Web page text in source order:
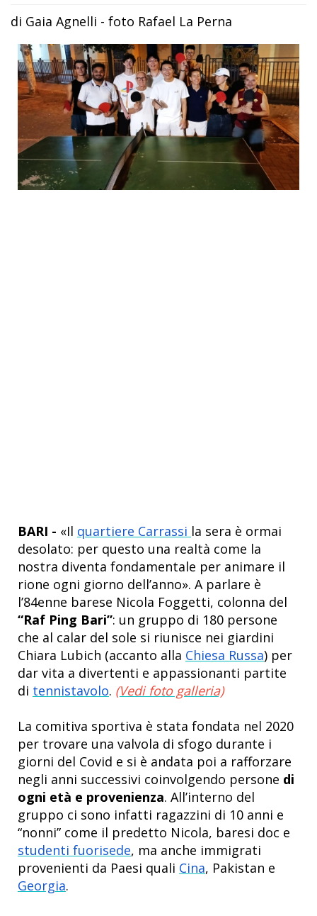
di Gaia Agnelli - foto Rafael La Perna
BARI - «Il quartiere Carrassi la sera è ormai
desolato: per questo una realtà come la
nostra diventa fondamentale per animare il
rione ogni giorno dell’anno». A parlare è
l’84enne barese Nicola Foggetti, colonna del
“Raf Ping Bari”: un gruppo di 180 persone
che al calar del sole si riunisce nei giardini
Chiara Lubich (accanto alla Chiesa Russa) per
dar vita a divertenti e appassionanti partite
di tennistavolo. (Vedi foto galleria)
La comitiva sportiva è stata fondata nel 2020
per trovare una valvola di sfogo durante i
giorni del Covid e si è andata poi a rafforzare
negli anni successivi coinvolgendo persone di
ogni età e provenienza. All’interno del
gruppo ci sono infatti ragazzini di 10 anni e
“nonni” come il predetto Nicola, baresi doc e
studenti fuorisede, ma anche immigrati
provenienti da Paesi quali Cina, Pakistan e
Georgia.